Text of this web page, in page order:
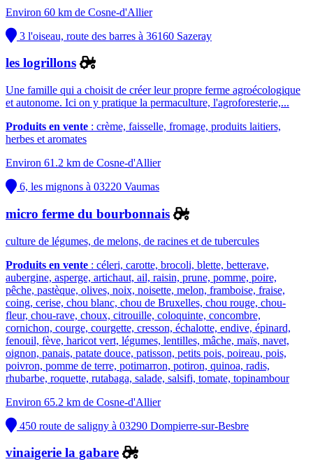
Environ 60 km de Cosne-d'Allier
3 l'oiseau, route des barres à 36160 Sazeray
les logrillons
Une famille qui a choisit de créer leur propre ferme agroécologique
et autonome. Ici on y pratique la permaculture, l'agroforesterie,...
Produits en vente : crème, faisselle, fromage, produits laitiers,
herbes et aromates
Environ 61.2 km de Cosne-d'Allier
6, les mignons à 03220 Vaumas
micro ferme du bourbonnais
culture de légumes, de melons, de racines et de tubercules
Produits en vente : céleri, carotte, brocoli, blette, betterave,
aubergine, asperge, artichaut, ail, raisin, prune, pomme, poire,
pêche, pastèque, olives, noix, noisette, melon, framboise, fraise,
coing, cerise, chou blanc, chou de Bruxelles, chou rouge, chou-
fleur, chou-rave, choux, citrouille, coloquinte, concombre,
cornichon, courge, courgette, cresson, échalotte, endive, épinard,
fenouil, fève, haricot vert, légumes, lentilles, mâche, maïs, navet,
oignon, panais, patate douce, patisson, petits pois, poireau, pois,
poivron, pomme de terre, potimarron, potiron, quinoa, radis,
rhubarbe, roquette, rutabaga, salade, salsifi, tomate, topinambour
Environ 65.2 km de Cosne-d'Allier
450 route de saligny à 03290 Dompierre-sur-Besbre
vinaigerie la gabare